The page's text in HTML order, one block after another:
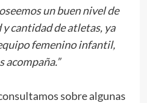
un buen nivel de
cantidad de atletas, ya
femenino infantil,
acompaña.”
sobre algunas